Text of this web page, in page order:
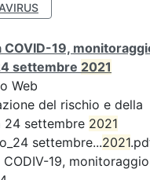
COVID-19,
settembre 2021
Web
del rischio e della
24 settembre 2021
settembre...2021
CODIV-19,